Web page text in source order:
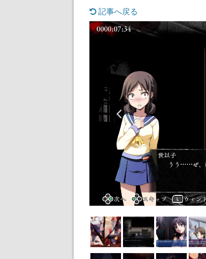
記事へ戻る